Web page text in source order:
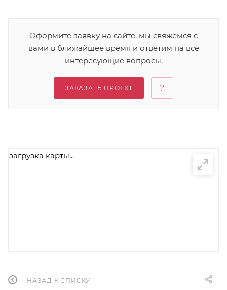
Оформите заявку на сайте, мы свяжемся с
вами в ближайшее время и ответим на все
интересующие вопросы.
ЗАКАЗАТЬ ПРОЕКТ
загрузка карты...
НАЗАД К СПИСКУ